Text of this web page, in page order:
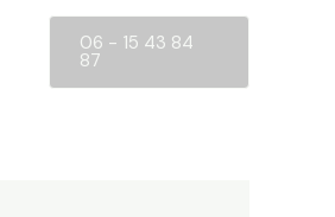
06 - 15 43 84
87